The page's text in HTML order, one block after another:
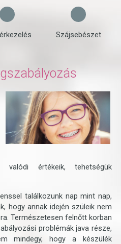
Szájsebészet
valódi értékeik, tehetségük
találkozunk nap mint nap,
hogy annak idején szüleik nem
Természetesen felnőtt korban
problémák java része,
mindegy, hogy a készülék